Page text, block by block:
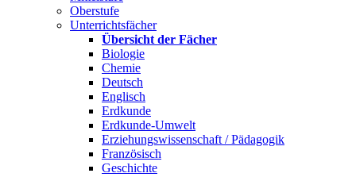
Oberstufe
Unterrichtsfächer
Übersicht der Fächer
Biologie
Chemie
Deutsch
Englisch
Erdkunde
Erdkunde-Umwelt
Erziehungswissenschaft / Pädagogik
Französisch
Geschichte